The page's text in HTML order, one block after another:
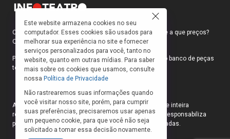
peça percorre temas como pertencimento,
envelhecimento, culpa, masculinidade e a
dificuldade de continuar vivendo pela metade.
Com encenação intimista e poucos elementos
cênicos, o espetáculo aposta na proximidade
entre atores e público para construir uma
experiência emocional direta, sem respostas
fáceis, sobre coragem, afeto e escolha.
Como faço para ir ao teatro? Onde compro ingressos e a que preços?
Quais peças estão em cartaz?
Para responder a essas e outras perguntas, criamos o banco de peças
teatrais do INFOTEATRO.
As informações das peças cadastradas no site são de inteira
responsabilidade das produções. O Infoteatro não se responsabiliza
pela atualização das informações das peças cadastradas.
Este website armazena cookies no seu
computador. Esses cookies são usados para
melhorar sua experiência no site e fornecer
serviços personalizados para você, tanto no
website, quanto em outras mídias. Para saber
mais sobre os cookies que usamos, consulte
nossa Política de Privacidade
Não rastrearemos suas informações quando
você visitar nosso site, porém, para cumprir
suas preferências, precisaremos usar apenas
um pequeno cookie, para que você não seja
solicitado a tomar essa decisão novamente.